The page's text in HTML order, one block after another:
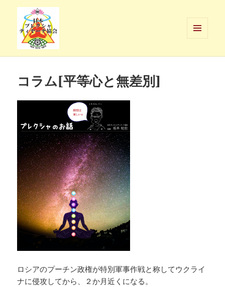
コラム[平等心と無差別]
ロシアのプーチン政権が特別軍事作戦と称してウクライ
ナに侵攻してから、２か月近くになる。